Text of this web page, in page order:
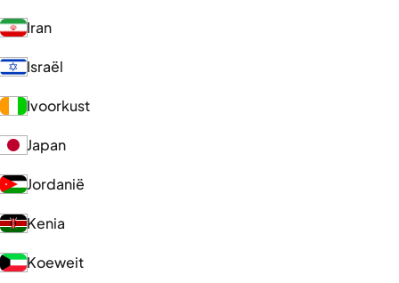
Iran
Israël
Ivoorkust
Japan
Jordanië
Kenia
Koeweit